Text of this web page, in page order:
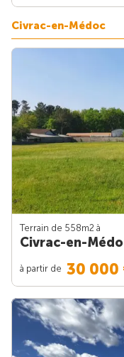
Civrac-en-Médoc
Terrain de 558m2 à
Civrac-en-
à partir de 30 000